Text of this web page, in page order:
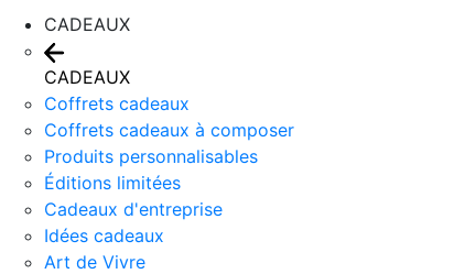
CADEAUX
CADEAUX
Coffrets cadeaux
Coffrets cadeaux à composer
Produits personnalisables
Éditions limitées
Cadeaux d'entreprise
Idées cadeaux
Art de Vivre